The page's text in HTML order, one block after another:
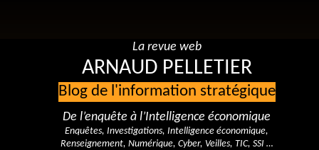
La revue web
ARNAUD PELLETIER
Blog de l'information stratégique
De l’enquête à l’Intelligence économique
Enquêtes, Investigations, Intelligence économique,
Renseignement, Numérique, Cyber, Veilles, TIC, SSI …